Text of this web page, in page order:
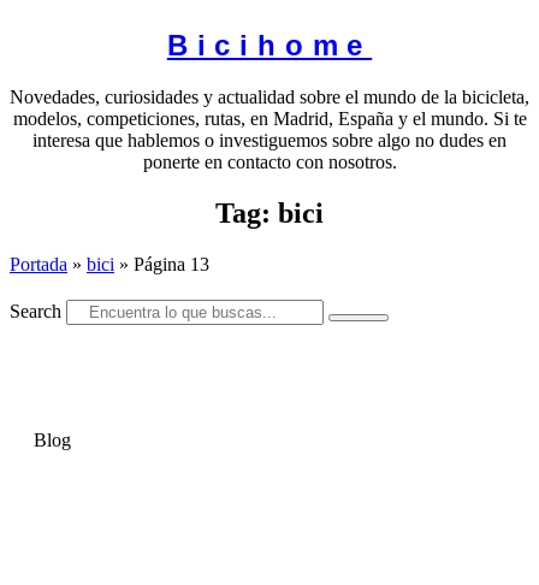
Bicihome
Novedades, curiosidades y actualidad sobre el mundo de la bicicleta,
modelos, competiciones, rutas, en Madrid, España y el mundo. Si te
interesa que hablemos o investiguemos sobre algo no dudes en
ponerte en contacto con nosotros.
Tag: bici
Portada » bici » Página 13
Search
Blog